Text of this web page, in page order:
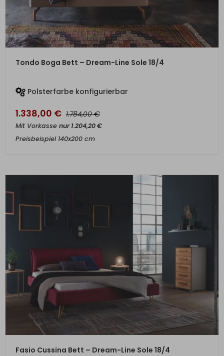
ZUM PRODUKT
Tondo Boga Bett – Dream-Line Sole 18/4
Polsterfarbe konfigurierbar
1.338,00 € 1.784,00€
Mit Vorkasse nur1.204,20€
Preisbeispiel 140x200 cm
ZUM PRODUKT
Fasio Cussina Bett – Dream-Line Sole 18/4